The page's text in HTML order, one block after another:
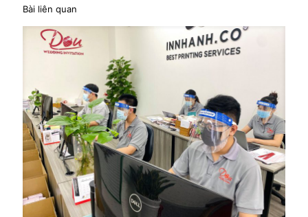
Bài liên quan